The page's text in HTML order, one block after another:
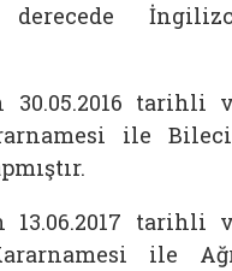
30.05.2016 tarihli
ile
13.06.2017 tarihli
ile